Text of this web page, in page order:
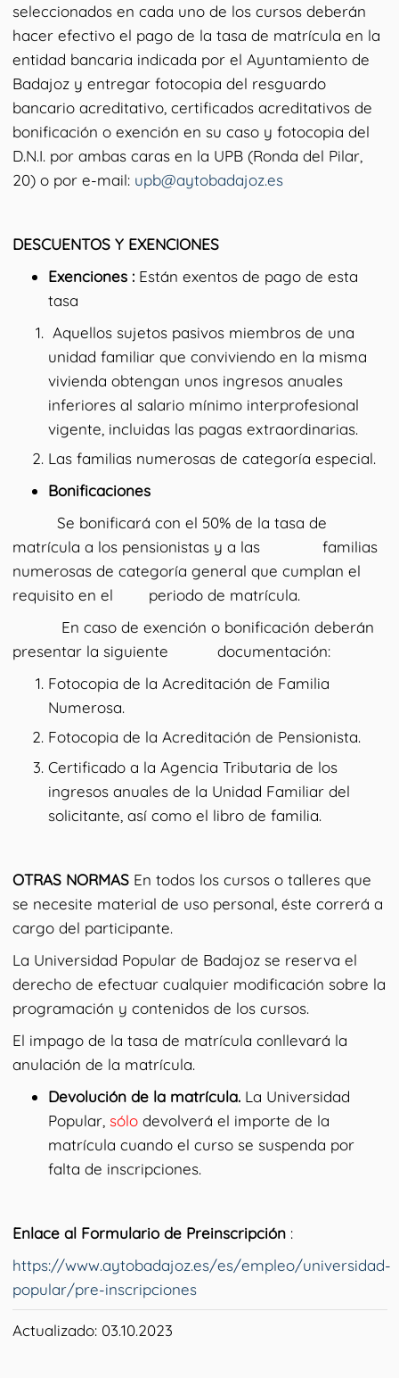
seleccionados en cada uno de los cursos deberán
hacer efectivo el pago de la tasa de matrícula en la
entidad bancaria indicada por el Ayuntamiento de
Badajoz y entregar fotocopia del resguardo
bancario acreditativo, certificados acreditativos de
bonificación o exención en su caso y fotocopia del
D.N.I. por ambas caras en la UPB (Ronda del Pilar,
20) o por e-mail: upb@aytobadajoz.es
DESCUENTOS Y EXENCIONES
Exenciones : Están exentos de pago de esta
tasa
Aquellos sujetos pasivos miembros de una
unidad familiar que conviviendo en la misma
vivienda obtengan unos ingresos anuales
inferiores al salario mínimo interprofesional
vigente, incluidas las pagas extraordinarias.
Las familias numerosas de categoría especial.
Bonificaciones
Se bonificará con el 50% de la tasa de
matrícula a los pensionistas y a las familias
numerosas de categoría general que cumplan el
requisito en el periodo de matrícula.
En caso de exención o bonificación deberán
presentar la siguiente documentación:
Fotocopia de la Acreditación de Familia
Numerosa.
Fotocopia de la Acreditación de Pensionista.
Certificado a la Agencia Tributaria de los
ingresos anuales de la Unidad Familiar del
solicitante, así como el libro de familia.
OTRAS NORMASEn todos los cursos o talleres que
se necesite material de uso personal, éste correrá a
cargo del participante.
La Universidad Popular de Badajoz se reserva el
derecho de efectuar cualquier modificación sobre la
programación y contenidos de los cursos.
El impago de la tasa de matrícula conllevará la
anulación de la matrícula.
Devolución de la matrícula.La Universidad
Popular, sólodevolverá el importe de la
matrícula cuando el curso se suspenda por
falta de inscripciones.
Enlace al Formulario de Preinscripción:
https://www.aytobadajoz.es/es/empleo/universidad-
popular/pre-inscripciones
Actualizado: 03.10.2023